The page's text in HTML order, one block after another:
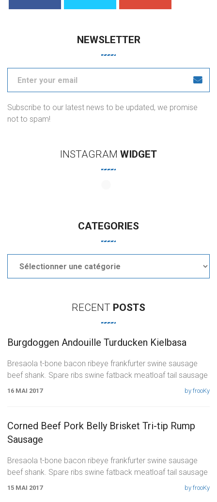
NEWSLETTER
Subscribe to our latest news to be updated, we promise
not to spam!
INSTAGRAM WIDGET
CATEGORIES
RECENT POSTS
Burgdoggen Andouille Turducken Kielbasa
Bresaola t-bone bacon ribeye frankfurter swine sausage
beef shank. Spare ribs swine fatback meatloaf tail sausage
chicken. Swine pork t-bone
16 MAI 2017 by frooKy
Corned Beef Pork Belly Brisket Tri-tip Rump
Sausage
Bresaola t-bone bacon ribeye frankfurter swine sausage
beef shank. Spare ribs swine fatback meatloaf tail sausage
chicken. Swine pork t-bone
15 MAI 2017 by frooKy